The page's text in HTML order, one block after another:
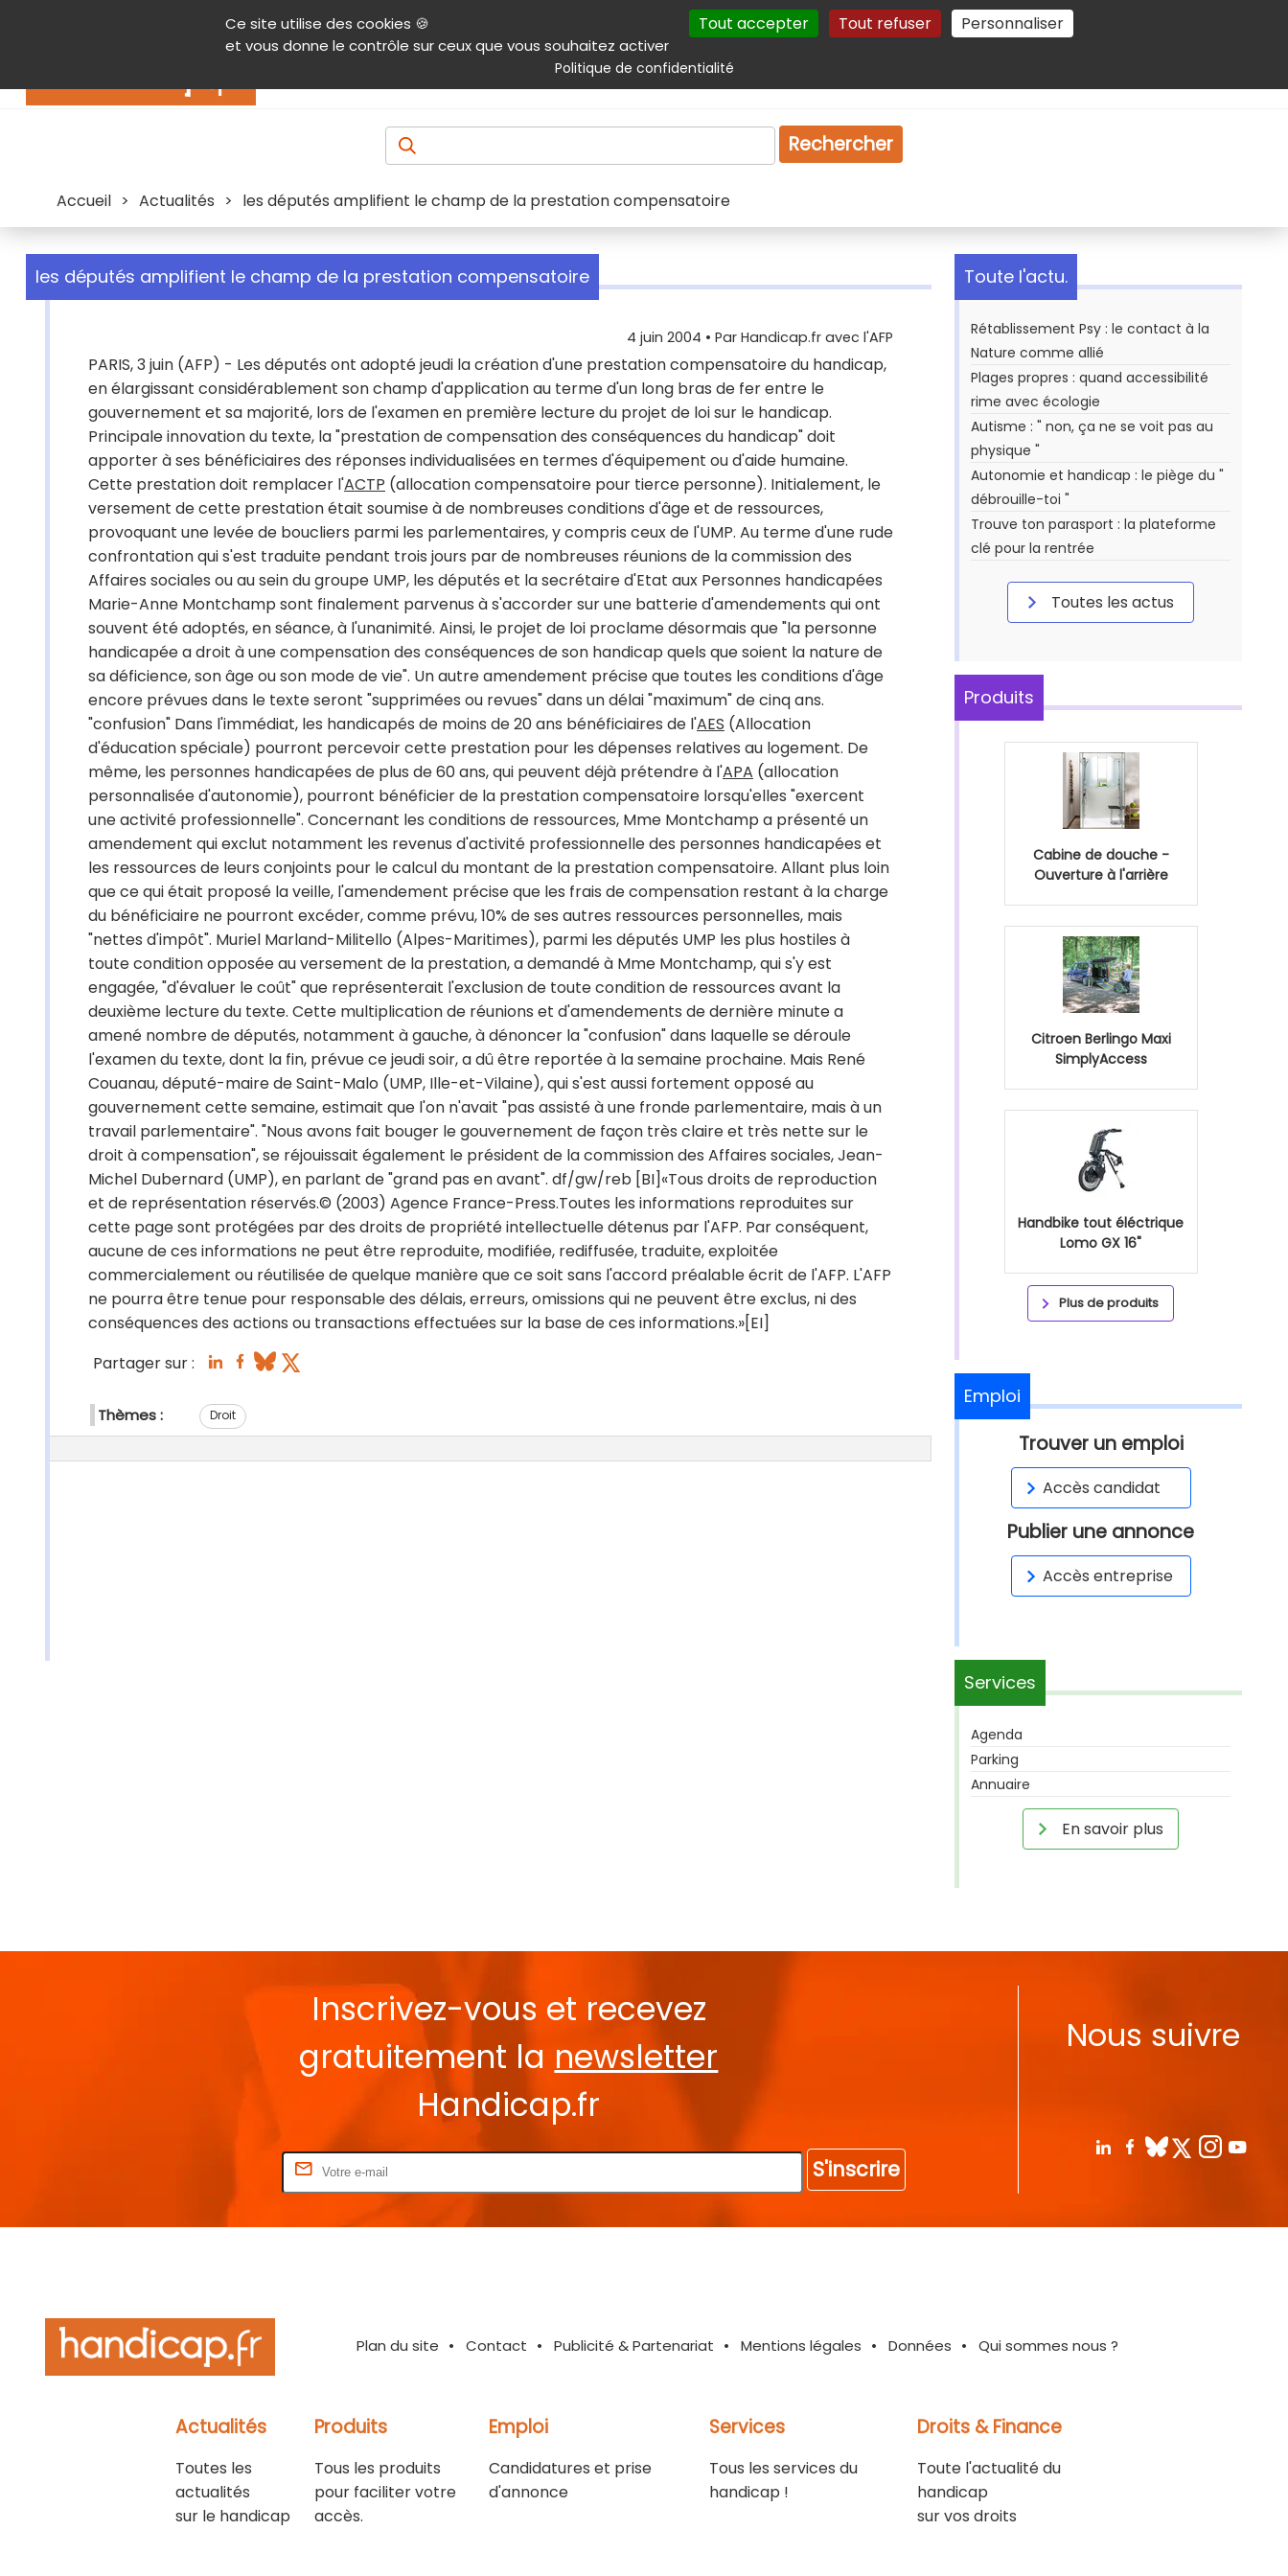
Ce site utilise des cookies 🍪
et vous donne le contrôle sur ceux que vous souhaitez activer
Tout accepter Tout refuser Personnaliser
Politique de confidentialité
Contenu Aide et accessibilité Menu principal Autres services Plan du site Gestion des cookies
Produits & services Emploi Droit
Rechercher
Accueil > Actualités > les députés amplifient le champ de la prestation compensatoire
les députés amplifient le champ de la prestation compensatoire
4 juin 2004 • Par Handicap.fr avec l'AFP
PARIS, 3 juin (AFP) - Les députés ont adopté jeudi la création d'une prestation compensatoire du handicap,
en élargissant considérablement son champ d'application au terme d'un long bras de fer entre le
gouvernement et sa majorité, lors de l'examen en première lecture du projet de loi sur le handicap.
Principale innovation du texte, la "prestation de compensation des conséquences du handicap" doit
apporter à ses bénéficiaires des réponses individualisées en termes d'équipement ou d'aide humaine.
Cette prestation doit remplacer l'ACTP (allocation compensatoire pour tierce personne). Initialement, le
versement de cette prestation était soumise à de nombreuses conditions d'âge et de ressources,
provoquant une levée de boucliers parmi les parlementaires, y compris ceux de l'UMP. Au terme d'une rude
confrontation qui s'est traduite pendant trois jours par de nombreuses réunions de la commission des
Affaires sociales ou au sein du groupe UMP, les députés et la secrétaire d'Etat aux Personnes handicapées
Marie-Anne Montchamp sont finalement parvenus à s'accorder sur une batterie d'amendements qui ont
souvent été adoptés, en séance, à l'unanimité. Ainsi, le projet de loi proclame désormais que "la personne
handicapée a droit à une compensation des conséquences de son handicap quels que soient la nature de
sa déficience, son âge ou son mode de vie". Un autre amendement précise que toutes les conditions d'âge
encore prévues dans le texte seront "supprimées ou revues" dans un délai "maximum" de cinq ans.
"confusion" Dans l'immédiat, les handicapés de moins de 20 ans bénéficiaires de l'AES (Allocation
d'éducation spéciale) pourront percevoir cette prestation pour les dépenses relatives au logement. De
même, les personnes handicapées de plus de 60 ans, qui peuvent déjà prétendre à l'APA (allocation
personnalisée d'autonomie), pourront bénéficier de la prestation compensatoire lorsqu'elles "exercent
une activité professionnelle". Concernant les conditions de ressources, Mme Montchamp a présenté un
amendement qui exclut notamment les revenus d'activité professionnelle des personnes handicapées et
les ressources de leurs conjoints pour le calcul du montant de la prestation compensatoire. Allant plus loin
que ce qui était proposé la veille, l'amendement précise que les frais de compensation restant à la charge
du bénéficiaire ne pourront excéder, comme prévu, 10% de ses autres ressources personnelles, mais
"nettes d'impôt". Muriel Marland-Militello (Alpes-Maritimes), parmi les députés UMP les plus hostiles à
toute condition opposée au versement de la prestation, a demandé à Mme Montchamp, qui s'y est
engagée, "d'évaluer le coût" que représenterait l'exclusion de toute condition de ressources avant la
deuxième lecture du texte. Cette multiplication de réunions et d'amendements de dernière minute a
amené nombre de députés, notamment à gauche, à dénoncer la "confusion" dans laquelle se déroule
l'examen du texte, dont la fin, prévue ce jeudi soir, a dû être reportée à la semaine prochaine. Mais René
Couanau, député-maire de Saint-Malo (UMP, Ille-et-Vilaine), qui s'est aussi fortement opposé au
gouvernement cette semaine, estimait que l'on n'avait "pas assisté à une fronde parlementaire, mais à un
travail parlementaire". "Nous avons fait bouger le gouvernement de façon très claire et très nette sur le
droit à compensation", se réjouissait également le président de la commission des Affaires sociales, Jean-
Michel Dubernard (UMP), en parlant de "grand pas en avant". df/gw/reb [BI]«Tous droits de reproduction
et de représentation réservés.© (2003) Agence France-Press.Toutes les informations reproduites sur
cette page sont protégées par des droits de propriété intellectuelle détenus par l'AFP. Par conséquent,
aucune de ces informations ne peut être reproduite, modifiée, rediffusée, traduite, exploitée
commercialement ou réutilisée de quelque manière que ce soit sans l'accord préalable écrit de l'AFP. L'AFP
ne pourra être tenue pour responsable des délais, erreurs, omissions qui ne peuvent être exclus, ni des
conséquences des actions ou transactions effectuées sur la base de ces informations.»[EI]
Partager sur :
Thèmes : Droit
Toute l'actu.
Rétablissement Psy : le contact à la
Nature comme allié
Plages propres : quand accessibilité
rime avec écologie
Autisme : " non, ça ne se voit pas au
physique "
Autonomie et handicap : le piège du "
débrouille-toi "
Trouve ton parasport : la plateforme
clé pour la rentrée
Toutes les actus
Produits
Cabine de douche -
Ouverture à l'arrière
Citroen Berlingo Maxi
SimplyAccess
Handbike tout éléctrique
Lomo GX 16"
Plus de produits
Emploi
Trouver un emploi
Accès candidat
Publier une annonce
Accès entreprise
Services
Agenda
Parking
Annuaire
En savoir plus
Inscrivez-vous et recevez
gratuitement la newsletter
Handicap.fr
S'inscrire
Nous suivre
Plan du site Contact Publicité & Partenariat Mentions légales Données Qui sommes nous ?
Actualités
Toutes les
actualités
sur le handicap
Produits
Tous les produits
pour faciliter votre
accès.
Emploi
Candidatures et prise
d'annonce
Services
Tous les services du
handicap !
Droits & Finance
Toute l'actualité du
handicap
sur vos droits